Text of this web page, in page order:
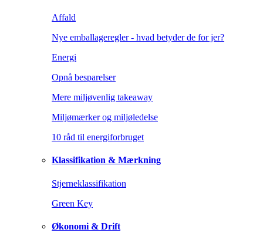
Affald
Nye emballageregler - hvad betyder de for jer?
Energi
Opnå besparelser
Mere miljøvenlig takeaway
Miljømærker og miljøledelse
10 råd til energiforbruget
Klassifikation & Mærkning
Stjerneklassifikation
Green Key
Økonomi & Drift